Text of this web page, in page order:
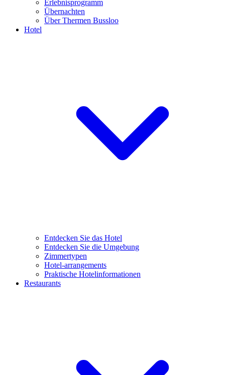
Erlebnisprogramm
Übernachten
Über Thermen Bussloo
Hotel
Entdecken Sie das Hotel
Entdecken Sie die Umgebung
Zimmertypen
Hotel-arrangements
Praktische Hotelinformationen
Restaurants